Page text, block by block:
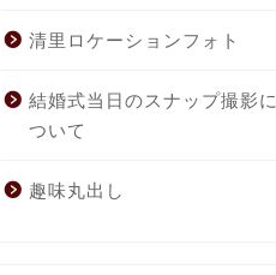
清里ロケーションフォト
結婚式当日のスナップ撮影に
ついて
趣味丸出し